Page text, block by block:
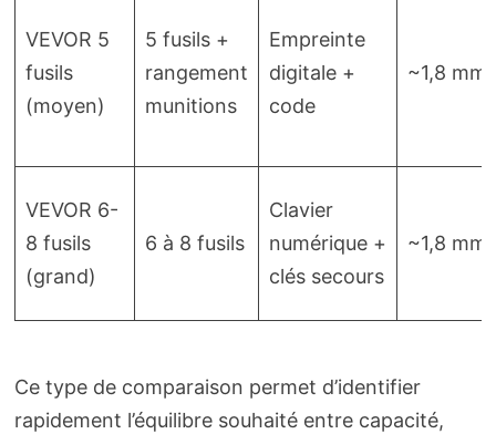
VEVOR 5
fusils
(moyen)
5 fusils +
rangement
munitions
Empreinte
digitale +
code
~1,8 mm
VEVOR 6-
8 fusils
(grand)
6 à 8 fusils
Clavier
numérique +
clés secours
~1,8 mm
Ce type de comparaison permet d’identifier
rapidement l’équilibre souhaité entre capacité,